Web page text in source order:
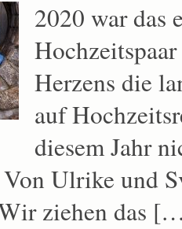
2020 war das
Herzens die
auf
diesem Jahr
Ulrike und
ziehen das